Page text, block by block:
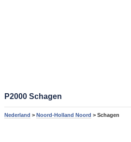
P2000 Schagen
Nederland > Noord-Holland Noord > Schagen